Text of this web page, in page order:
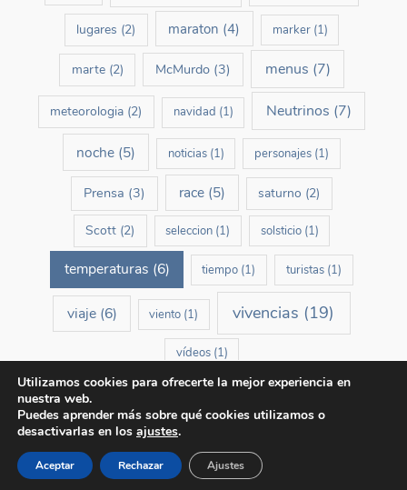
lugares (2) maraton (4) marker(1)
marte(2) McMurdo (3) menus (7)
meteorologia (2) navidad (1) Neutrinos (7)
noche (5) noticias(1) personajes (1)
Prensa (3) race (5) saturno (2)
Scott (2) seleccion (1) solsticio(1)
temperaturas (6) tiempo (1) turistas(1)
viaje(6) viento (1) vivencias (19)
vídeos(1)
Copyright © 2026 El día más largo de mi vida | Un blog de Carlos Pobes
Utilizamos cookies para ofrecerte la mejor experiencia en
nuestra web.
Puedes aprender más sobre qué cookies utilizamos o
desactivarlas en los ajustes.
Aceptar Rechazar Ajustes